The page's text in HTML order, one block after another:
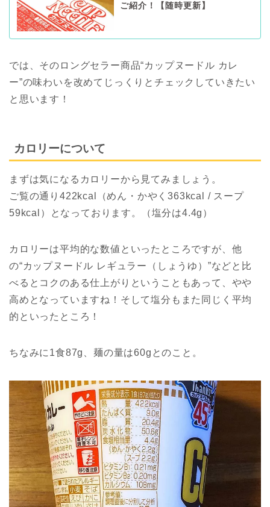
ご紹介！【随時更新】
では、そのロングセラー商品“カップヌードル カレ
ー”の味わいを改めてじっくりとチェックしていきたい
と思います！
カロリーについて
まずは気になるカロリーから見てみましょう。
ご覧の通り422kcal（めん・かやく363kcal / スープ
59kcal）となっております。（塩分は4.4g）
カロリーは平均的な数値といったところですが、他
の“カップヌードル レギュラー（しょうゆ）”などと比
べるとコクのある仕上がりということもあって、やや
高めとなっていますね！そして塩分もまた同じく平均
的といったところ！
ちなみに1食87g、麺の量は60gとのこと。